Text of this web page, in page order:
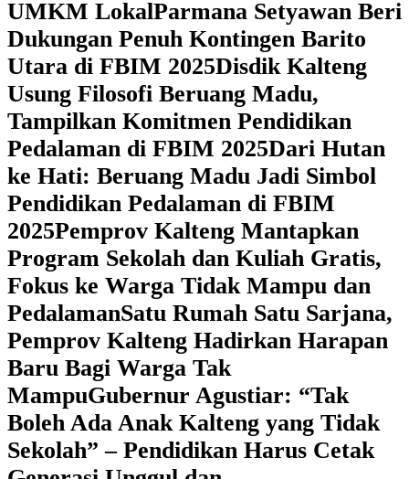
UMKM LokalParmana Setyawan Beri
Dukungan Penuh Kontingen Barito
Utara di FBIM 2025Disdik Kalteng
Usung Filosofi Beruang Madu,
Tampilkan Komitmen Pendidikan
Pedalaman di FBIM 2025‎Dari Hutan
ke Hati: Beruang Madu Jadi Simbol
Pendidikan Pedalaman di FBIM
2025‎Pemprov Kalteng Mantapkan
Program Sekolah dan Kuliah Gratis,
Fokus ke Warga Tidak Mampu dan
Pedalaman‎Satu Rumah Satu Sarjana,
Pemprov Kalteng Hadirkan Harapan
Baru Bagi Warga Tak
Mampu‎Gubernur Agustiar: “Tak
Boleh Ada Anak Kalteng yang Tidak
Sekolah” – Pendidikan Harus Cetak